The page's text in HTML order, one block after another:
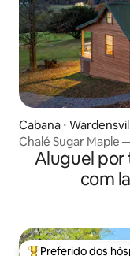
Cabana ⋅
Chalé Sugar Maple
Aluguel por
com
Preferido dos